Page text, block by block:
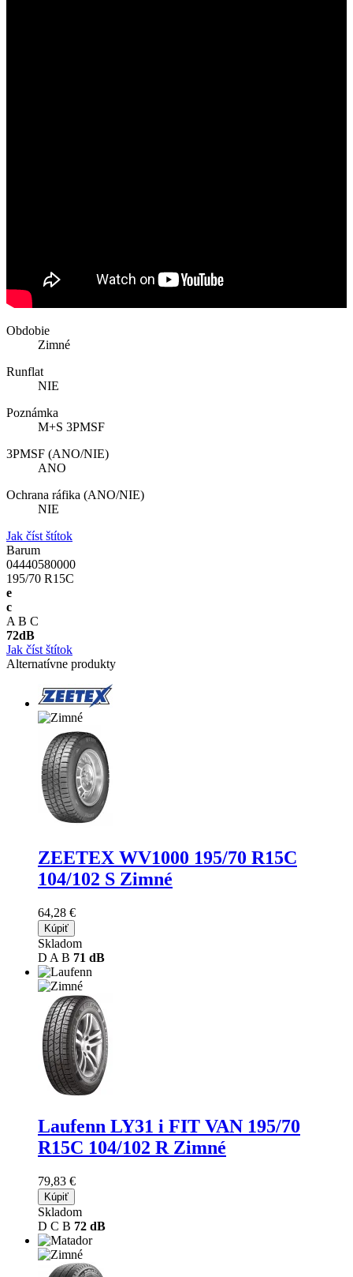
Obdobie
Zimné
Runflat
NIE
Poznámka
M+S 3PMSF
3PMSF (ANO/NIE)
ANO
Ochrana ráfika (ANO/NIE)
NIE
Jak číst štítok
Barum
04440580000
195/70 R15C
e
c
A B C
72dB
Jak číst štítok
Alternatívne produkty
ZEETEX WV1000 195/70 R15C
104/102 S Zimné
64,28 €
Kúpiť
Skladom
D A B 71 dB
Laufenn LY31 i FIT VAN 195/70
R15C 104/102 R Zimné
79,83 €
Kúpiť
Skladom
D C B 72 dB